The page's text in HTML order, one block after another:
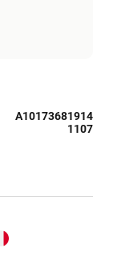
A10173681914
1107